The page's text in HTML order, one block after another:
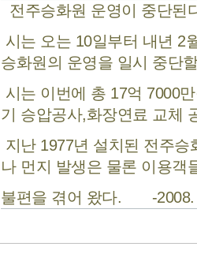
전주승화원 운영이 중단된
시는 오는 10일부터 내년 2
승화원의 운영을 일시 중단
시는 이번에 총 17억 7000
기 승압공사,화장연료 교체
지난 1977년 설치된 전주
나 먼지 발생은 물론 이용객
불편을 겪어 왔다. -2008.